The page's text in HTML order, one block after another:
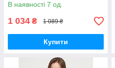
В наявності 7 од.
1 034 ₴ 1 089 ₴
Купити